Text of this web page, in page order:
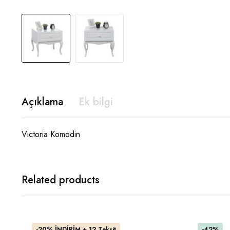
Açıklama Ek bilgi
Victoria Komodin
Related products